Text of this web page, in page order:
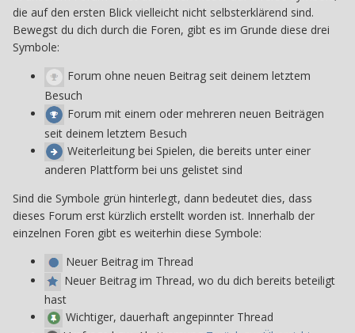
die auf den ersten Blick vielleicht nicht selbsterklärend sind.
Bewegst du dich durch die Foren, gibt es im Grunde diese drei
Symbole:
Forum ohne neuen Beitrag seit deinem letztem
Besuch
Forum mit einem oder mehreren neuen Beiträgen
seit deinem letztem Besuch
Weiterleitung bei Spielen, die bereits unter einer
anderen Plattform bei uns gelistet sind
Sind die Symbole grün hinterlegt, dann bedeutet dies, dass
dieses Forum erst kürzlich erstellt worden ist. Innerhalb der
einzelnen Foren gibt es weiterhin diese Symbole:
Neuer Beitrag im Thread
Neuer Beitrag im Thread, wo du dich bereits beteiligt
hast
Wichtiger, dauerhaft angepinnter Thread